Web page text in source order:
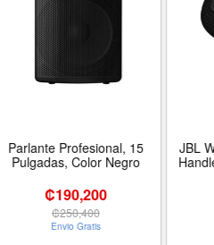
Parlante Profesional, 15
Pulgadas, Color Negro
₡190,200
₡250,400
Envio Gratis
JBL